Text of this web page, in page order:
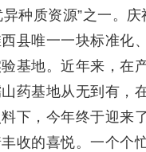
种质资源”之一。
县唯一一块标准化
基地。近年来，在
药基地从无到有，
下，今年终于迎来
收的喜悦。一个个